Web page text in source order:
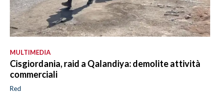
MULTIMEDIA
Cisgiordania, raid a Qalandiya: demolite attività
commerciali
Red